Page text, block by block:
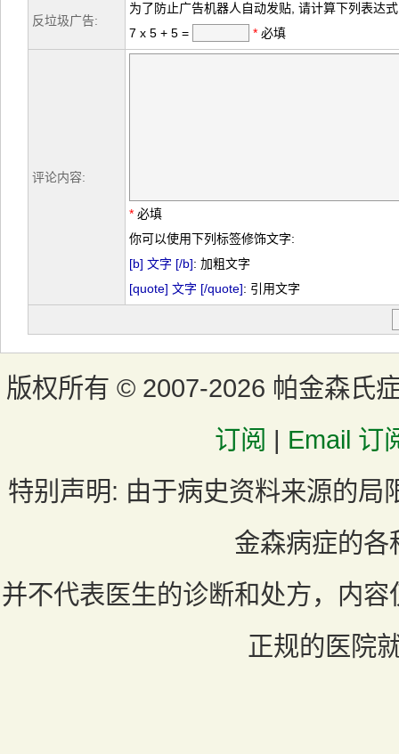
反垃圾广告:
为了防止广告机器人自动发贴, 请计算下列表达
7 x 5 + 5 =
*必填
评论内容:
*必填
你可以使用下列标签修饰文字:
[b] 文字 [/b]: 加粗文字
[quote] 文字 [/quote]: 引用文字
版权所有 © 2007-2026 帕金森氏
订阅 | Email 订
特别声明: 由于病史资料来源的局
金森病症的各
并不代表医生的诊断和处方，内
正规的医院